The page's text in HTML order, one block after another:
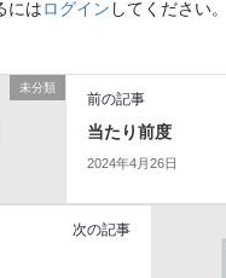
にはログイン してください。
未分類
前の記事
当たり前度
2024年4月26日
次の記事